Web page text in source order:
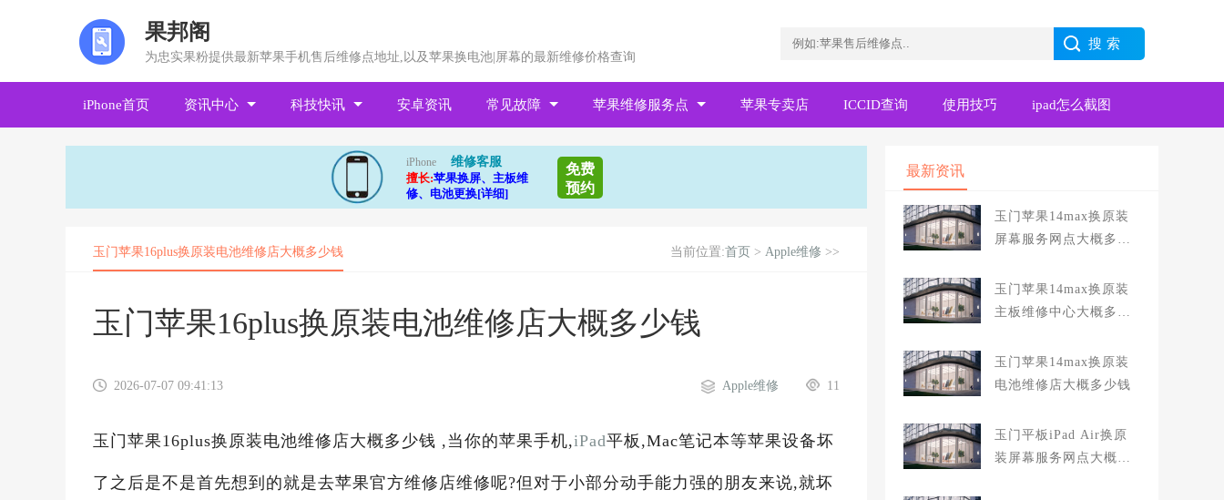
果邦阁
为忠实果粉提供最新苹果手机售后维修点地址,以及苹果换电池|屏幕的最新维修价格查询
iPhone首页 资讯中心 科技快讯 安卓资讯 常见故障 苹果维修服务点 苹果专卖店 ICCID查询 使用技巧 ipad怎么截图
iPhone
维修客服
擅长:苹果换屏、主板维
修、电池更换[详细]
免费
预约
玉门苹果16plus换原装电池维修店大概多少钱 当前位置:首页 > Apple维修 >>
玉门苹果16plus换原装电池维修店大概多少钱
2026-07-07 09:41:13 11
Apple维修
玉门苹果16plus换原装电池维修店大概多少钱 ,当你的苹果手机,iPad平板,Mac笔记本等苹果设备坏
了之后是不是首先想到的就是去苹果官方维修店维修呢?但对于小部分动手能力强的朋友来说,就坏
最新资讯
玉门苹果14max换原装
屏幕服务网点大概多少
玉门苹果14max换原装
主板维修中心大概多少
玉门苹果14max换原装
电池维修店大概多少钱
玉门平板iPad Air换原
装屏幕服务网点大概多